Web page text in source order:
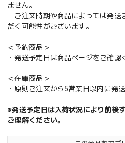
ません。
ご注文時期や商品によっては発送
だく可能性がございます。
＜予約商品＞
・発送予定日は商品ページをご確認
＜在庫商品＞
・原則ご注文から5営業日以内に発
※発送予定日は入荷状況により前後
ご理解ください。